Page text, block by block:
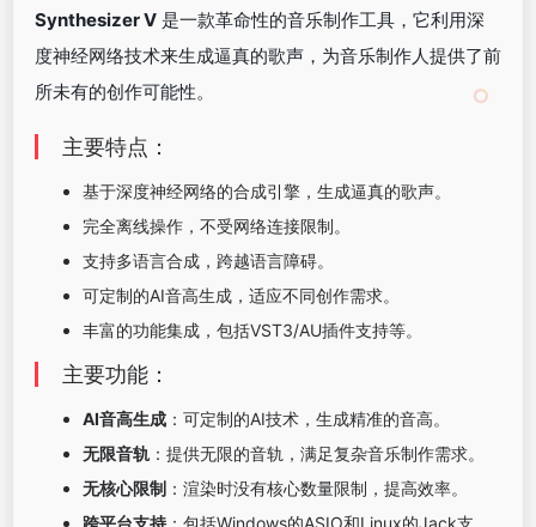
Synthesizer V是一款革命性的音乐制作工具，它利用深
度神经网络技术来生成逼真的歌声，为音乐制作人提供了前
所未有的创作可能性。
主要特点：
基于深度神经网络的合成引擎，生成逼真的歌声。
完全离线操作，不受网络连接限制。
支持多语言合成，跨越语言障碍。
可定制的AI音高生成，适应不同创作需求。
丰富的功能集成，包括VST3/AU插件支持等。
主要功能：
AI音高生成：可定制的AI技术，生成精准的音高。
无限音轨：提供无限的音轨，满足复杂音乐制作需求。
无核心限制：渲染时没有核心数量限制，提高效率。